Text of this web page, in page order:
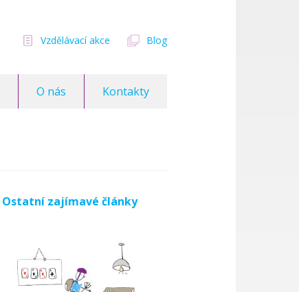
Vzdělávací akce Blog
O nás Kontakty
Ostatní zajímavé články